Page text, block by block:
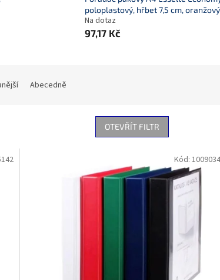
poloplastový, hřbet 7,5 cm, oranžový
Na dotaz
97,17 Kč
Abecedně
OTEVŘÍT FILTR
Kód: